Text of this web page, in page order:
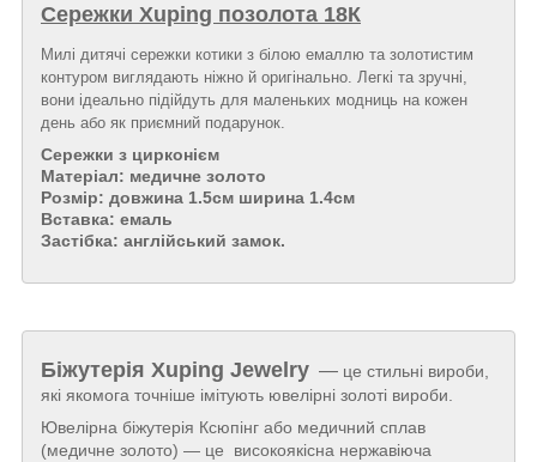
Сережки Xuping позолота 18К
Милі дитячі сережки котики з білою емаллю та золотистим
контуром виглядають ніжно й оригінально. Легкі та зручні,
вони ідеально підійдуть для маленьких модниць на кожен
день або як приємний подарунок.
Сережки з цирконієм
Матеріал: медичне золото
Розмір: довжина 1.5см ширина 1.4см
Вставка: емаль
Застібка: англійський замок.
Біжутерія Xuping Jewelry — це стильні вироби,
які якомога точніше імітують ювелірні золоті вироби.
Ювелірна біжутерія Ксюпінг або медичний сплав
(медичне золото) — це високоякісна нержавіюча